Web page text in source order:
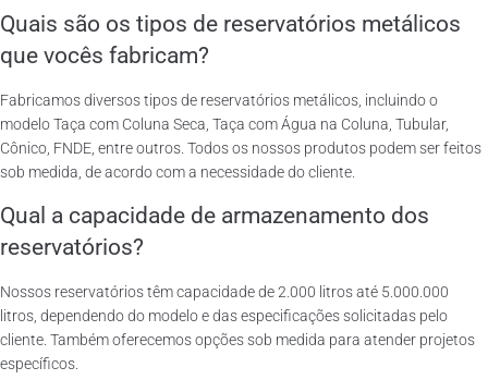
Quais são os tipos de reservatórios metálicos
que vocês fabricam?
Fabricamos diversos tipos de reservatórios metálicos, incluindo o
modelo Taça com Coluna Seca, Taça com Água na Coluna, Tubular,
Cônico, FNDE, entre outros. Todos os nossos produtos podem ser feitos
sob medida, de acordo com a necessidade do cliente.
Qual a capacidade de armazenamento dos
reservatórios?
Nossos reservatórios têm capacidade de 2.000 litros até 5.000.000
litros, dependendo do modelo e das especificações solicitadas pelo
cliente. Também oferecemos opções sob medida para atender projetos
específicos.